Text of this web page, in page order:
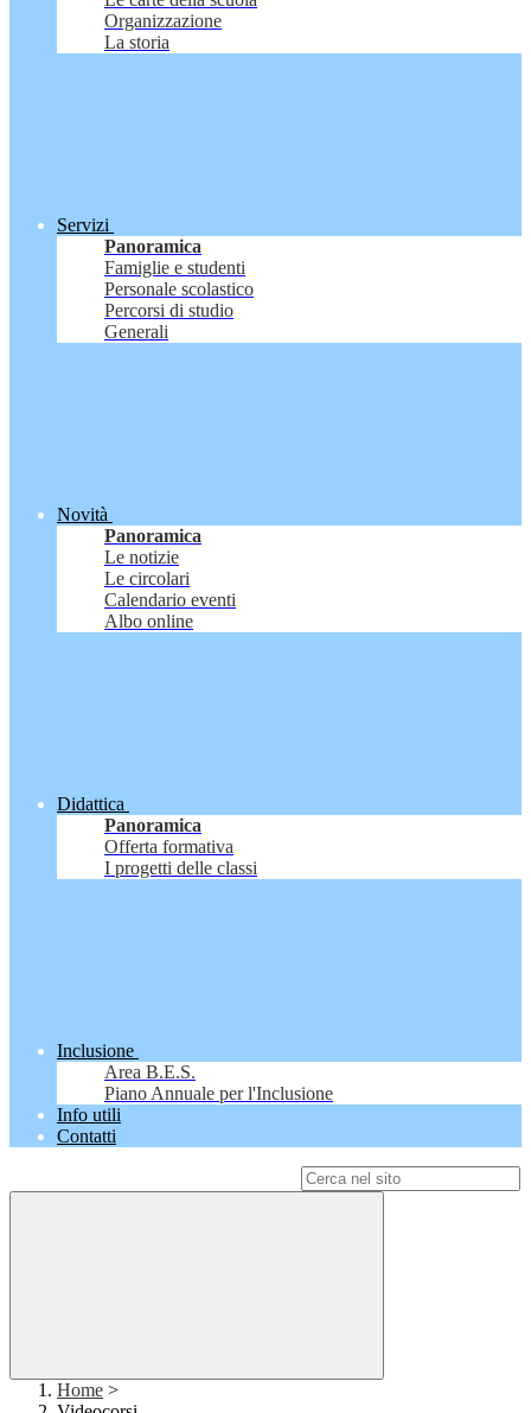
Organizzazione
La storia
Servizi
Panoramica
Famiglie e studenti
Personale scolastico
Percorsi di studio
Generali
Novità
Panoramica
Le notizie
Le circolari
Calendario eventi
Albo online
Didattica
Panoramica
Offerta formativa
I progetti delle classi
Inclusione
Area B.E.S.
Piano Annuale per l'Inclusione
Info utili
Contatti
Home >